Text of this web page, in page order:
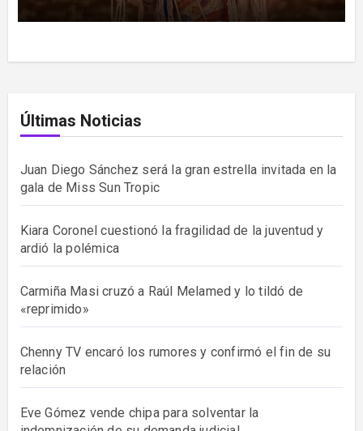
Últimas Noticias
Juan Diego Sánchez será la gran estrella invitada en la
gala de Miss Sun Tropic
Kiara Coronel cuestionó la fragilidad de la juventud y
ardió la polémica
Carmiña Masi cruzó a Raúl Melamed y lo tildó de
«reprimido»
Chenny TV encaró los rumores y confirmó el fin de su
relación
Eve Gómez vende chipa para solventar la